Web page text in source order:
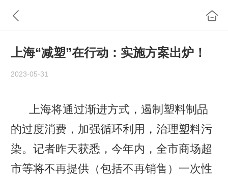
上海“减塑”在行动：实施方案出炉！
2023-05-31
上海将通过渐进方式，遏制塑料制品
的过度消费，加强循环利用，治理塑料污
染。记者昨天获悉，今年内，全市商场超
市等将不再提供（包括不再销售）一次性